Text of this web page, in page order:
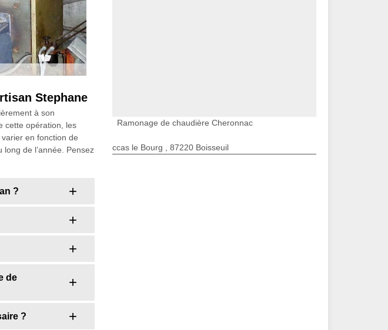
Stephane
à son
cette opération, les
en fonction de
de l’année. Pensez
?
de
?
Ramonage de chaudière Cheronnac
ccas le Bourg , 87220 Boisseuil